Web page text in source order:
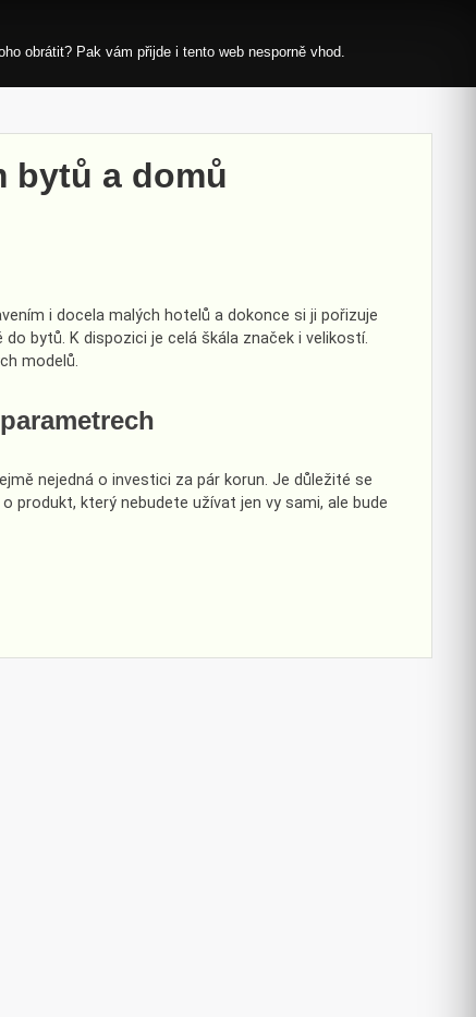
obrátit? Pak vám přijde i tento web nesporně vhod.
bytů a domů
i docela malých hotelů a dokonce si ji pořizuje
bytů. K dispozici je celá škála značek i velikostí.
modelů.
nejedná o investici za pár korun. Je důležité se
produkt, který nebudete užívat jen vy sami, ale bude